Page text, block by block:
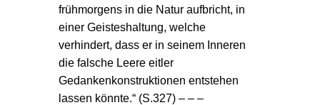
frühmorgens in die Natur aufbricht, in
einer Geisteshaltung, welche
verhindert, dass er in seinem Inneren
die falsche Leere eitler
Gedankenkonstruktionen entstehen
lassen könnte.“ (S.327) – – –